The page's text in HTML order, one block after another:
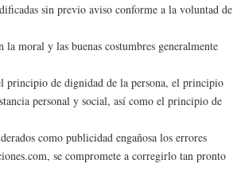
sin previo aviso conforme a la voluntad de
moral y las buenas costumbres generalmente
principio de dignidad de la persona, el principio
personal y social, así como el principio de
como publicidad engañosa los errores
se compromete a corregirlo tan pronto